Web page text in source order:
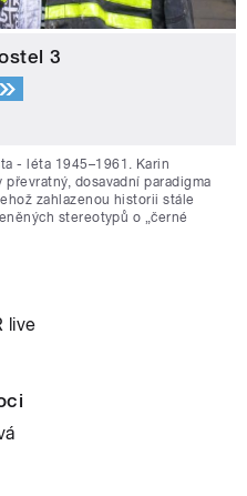
3
- léta 1945–1961. Karin
dosavadní paradigma
zahlazenou historii stále
stereotypů o „černé
live